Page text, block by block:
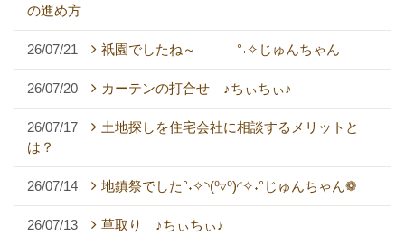
の進め方
26/07/21 祇園でしたね～ °˖✧じゅんちゃん
26/07/20 カーテンの打合せ ♪ちぃちぃ♪
26/07/17
土地探しを住宅会社に相談するメリットと
は？
26/07/14 地鎮祭でした°˖✧◝(⁰▿⁰)◜✧˖°じゅんちゃん❁
26/07/13 草取り ♪ちぃちぃ♪